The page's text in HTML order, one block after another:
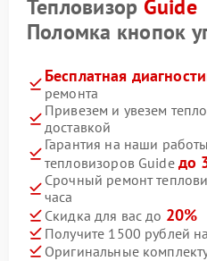
Тепловизор Guide
Поломка кнопок
Бесплатная
ремонта
Привезем и увезем
доставкой
Гарантия на наши
тепловизоров Guide до
Срочный ремонт
часа
Скидка для вас до 20%
Получите 1500 рублей
Оригинальные